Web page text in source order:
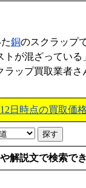
銅のスクラップ
トが混ざっている
ラップ買取業者さ
日時点の買取価
解説文で検索で